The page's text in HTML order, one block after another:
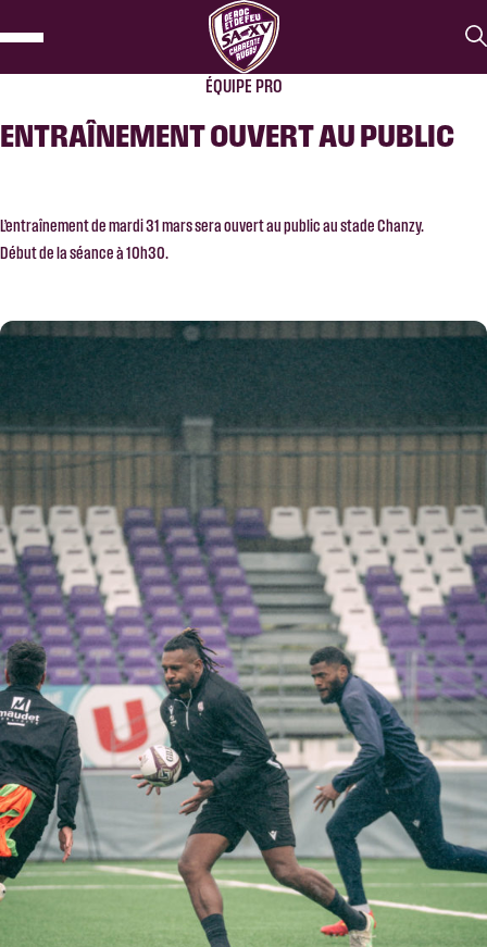
ÉQUIPE PRO
ENTRAÎNEMENT OUVERT AU PUBLIC
L’entraînement de mardi 31 mars sera ouvert au public au stade Chanzy.
Début de la séance à 10h30.